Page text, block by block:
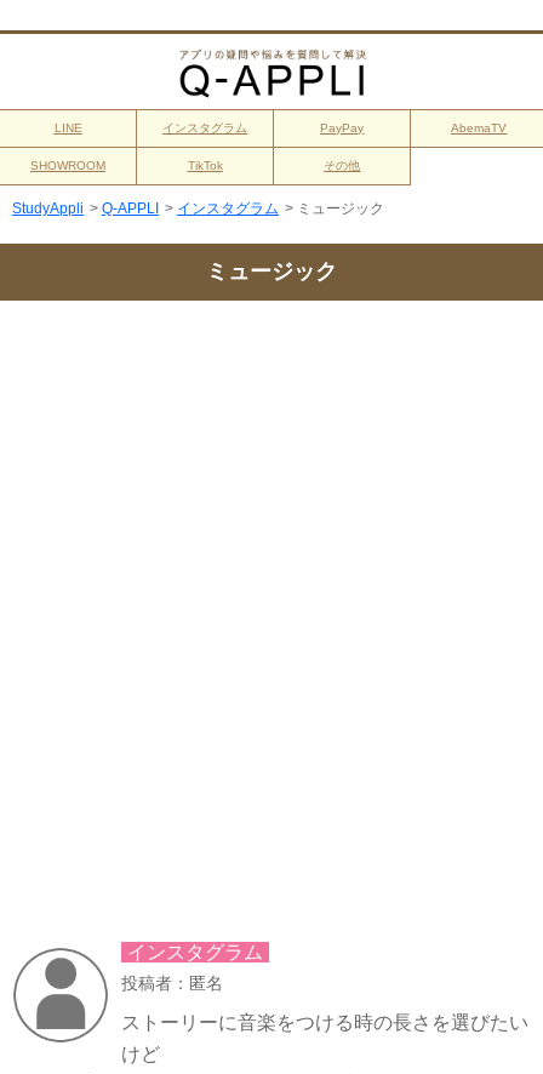
LINE インスタグラム PayPay AbemaTV
SHOWROOM TikTok その他
StudyAppli > Q-APPLI > インスタグラム > ミュージック
ミュージック
インスタグラム
投稿者：匿名
ストーリーに音楽をつける時の長さを選びたい
けど